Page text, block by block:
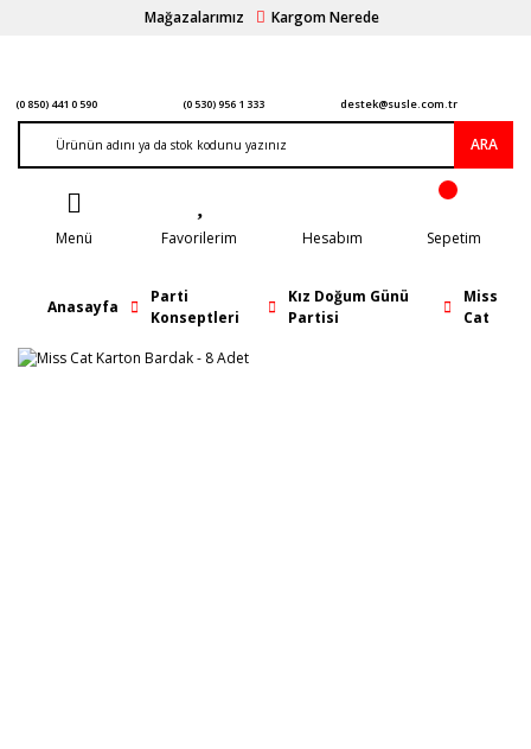
Mağazalarımız Kargom Nerede
(0 850) 441 0 590 (0 530) 956 1 333 destek@susle.com.tr
ARA
Menü Favorilerim Hesabım Sepetim
Anasayfa
Parti
Konseptleri
Kız Doğum Günü
Partisi
Miss
Cat